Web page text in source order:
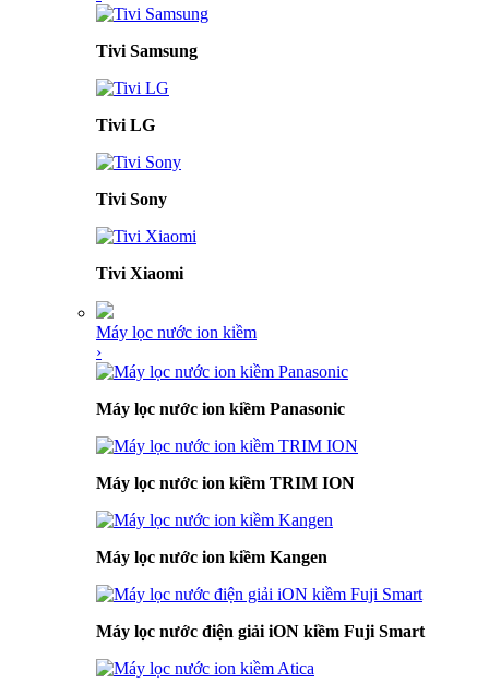
Tivi Samsung
Tivi LG
Tivi Sony
Tivi Xiaomi
Máy lọc nước ion kiềm
›
Máy lọc nước ion kiềm Panasonic
Máy lọc nước ion kiềm TRIM ION
Máy lọc nước ion kiềm Kangen
Máy lọc nước điện giải iON kiềm Fuji Smart